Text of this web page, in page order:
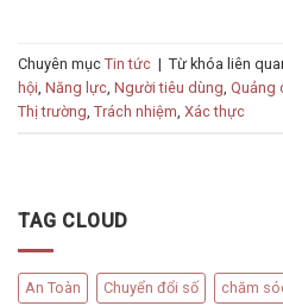
Chuyên mục Tin tức | Từ khóa liên
hội Năng lực Người tiêu dùng Quảng
Thị trường Trách nhiệm Xác thực
TAG CLOUD
An Toàn Chuyển đổi số chăm